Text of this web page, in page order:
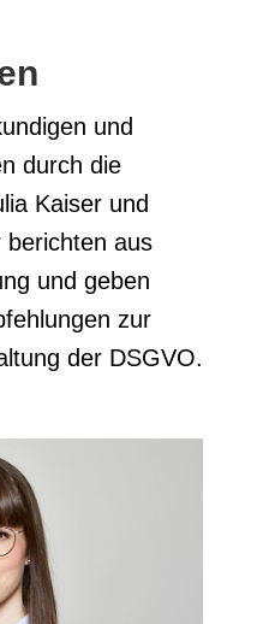
und
durch die
Kaiser und
berichten aus
und geben
zur
der DSGVO.